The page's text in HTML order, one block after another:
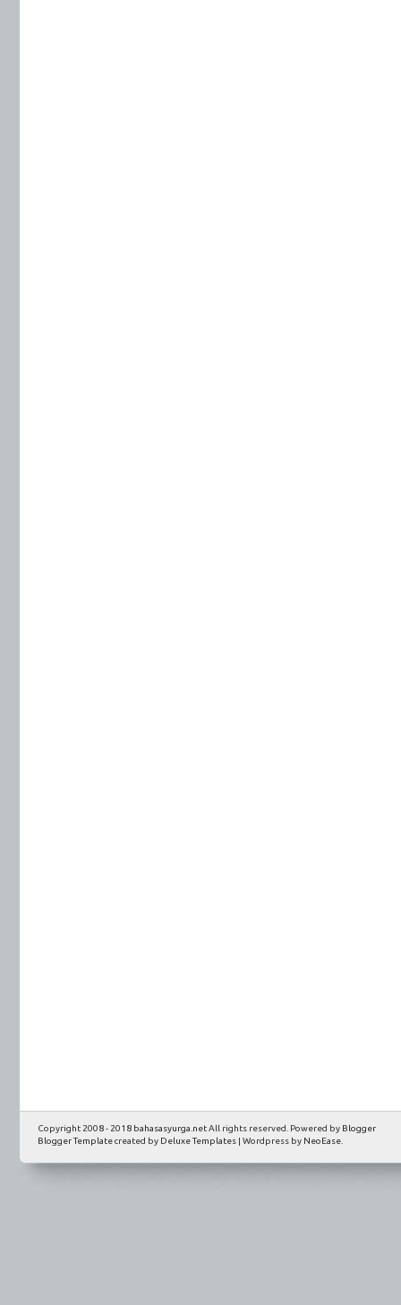
Copyright 2008 - 2018 bahasasyurga.netAll rights reserved. Powered by Blogger
Blogger Templatecreated by Deluxe Templates | Wordpress by NeoEase